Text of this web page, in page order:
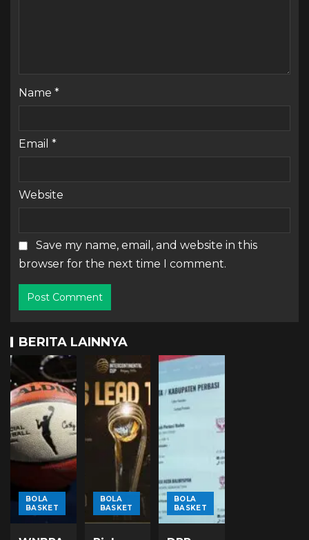
Name *
Email *
Website
Save my name, email, and website in this
browser for the next time I comment.
BERITA LAINNYA
BOLA
BASKET
BOLA
BASKET
BOLA
BASKET